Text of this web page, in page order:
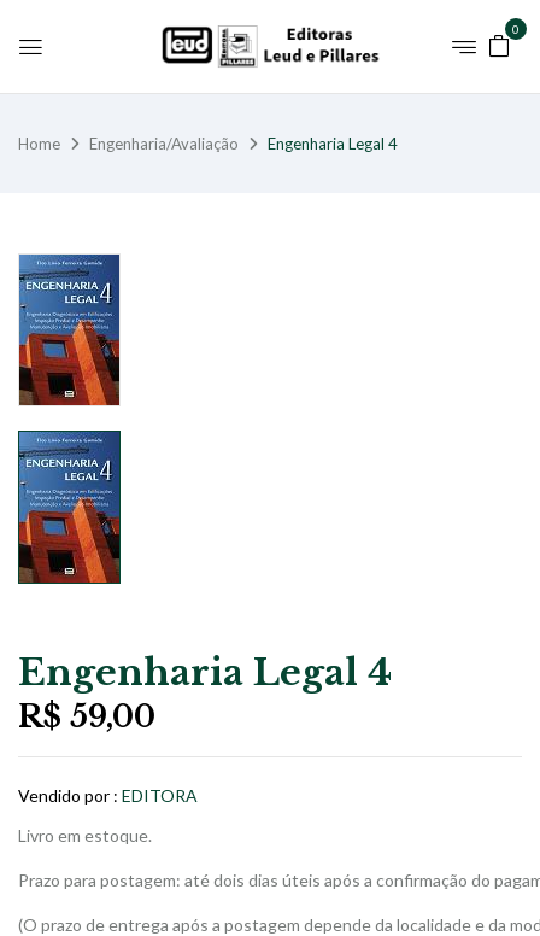
0
Home Engenharia/Avaliação Engenharia Legal 4
Engenharia Legal 4
R$ 59,00
Vendido por : EDITORA
Livro em estoque.
Prazo para postagem: até dois dias úteis após a confirmação do
(O prazo de entrega após a postagem depende da localidade e da